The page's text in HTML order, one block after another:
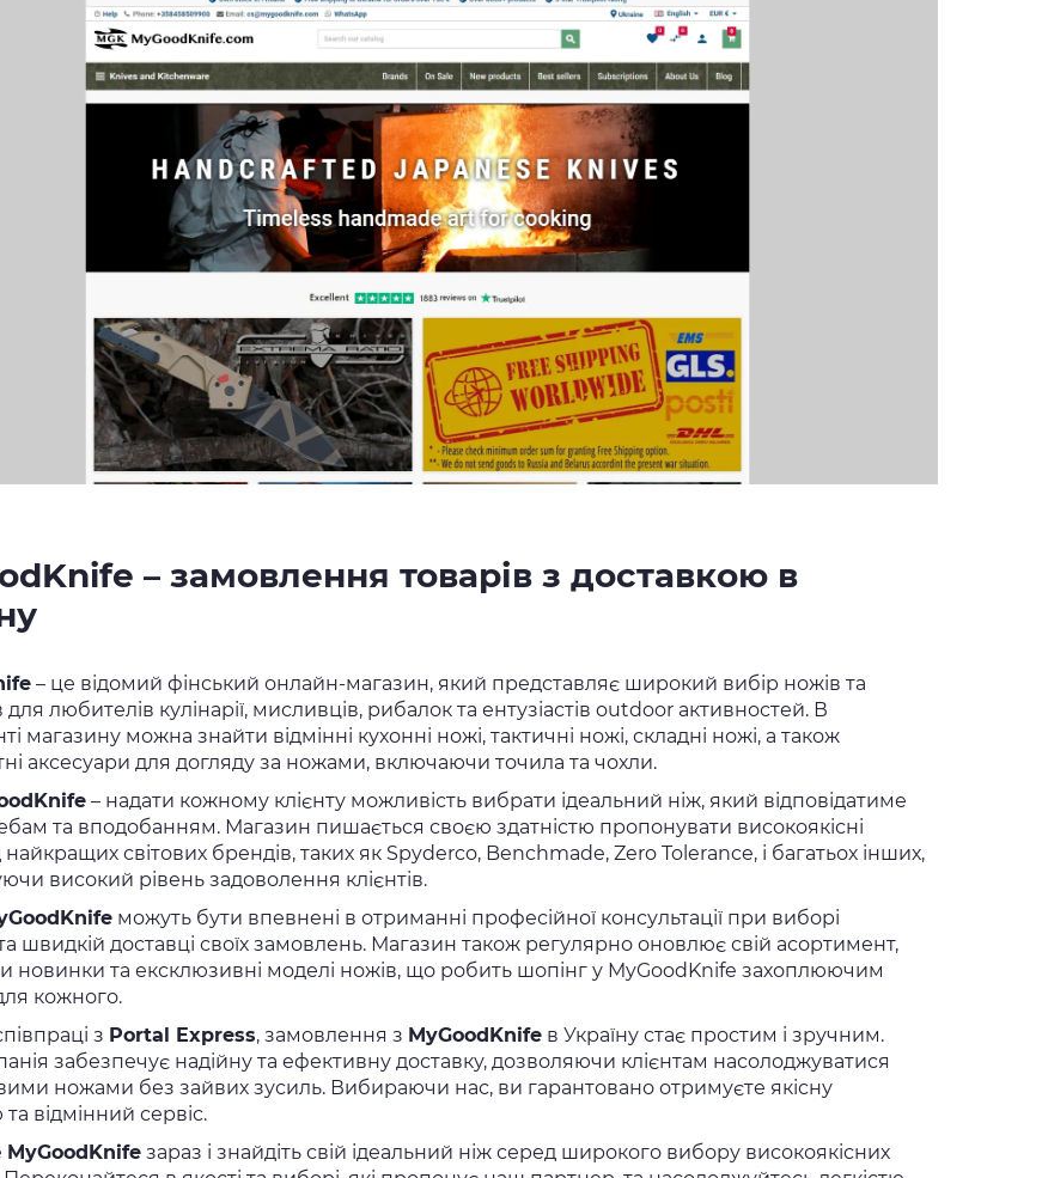
– замовлення товарів з доставкою в
– це відомий фінський онлайн-магазин, який представляє широкий вибір ножів та
для любителів кулінарії, мисливців, рибалок та ентузіастів outdoor активностей. В
магазину можна знайти відмінні кухонні ножі, тактичні ножі, складні ножі, а також
аксесуари для догляду за ножами, включаючи точила та чохли.
– надати кожному клієнту можливість вибрати ідеальний ніж, який відповідатиме
та вподобанням. Магазин пишається своєю здатністю пропонувати високоякісні
найкращих світових брендів, таких як Spyderco, Benchmade, Zero Tolerance, і багатьох інших,
високий рівень задоволення клієнтів.
можуть бути впевнені в отриманні професійної консультації при виборі
швидкій доставці своїх замовлень. Магазин також регулярно оновлює свій асортимент,
новинки та ексклюзивні моделі ножів, що робить шопінг у MyGoodKnife захоплюючим
кожного.
з Portal Express, замовлення з MyGoodKnife в Україну стає простим і зручним.
забезпечує надійну та ефективну доставку, дозволяючи клієнтам насолоджуватися
ножами без зайвих зусиль. Вибираючи нас, ви гарантовано отримуєте якісну
відмінний сервіс.
MyGoodKnife зараз і знайдіть свій ідеальний ніж серед широкого вибору високоякісних